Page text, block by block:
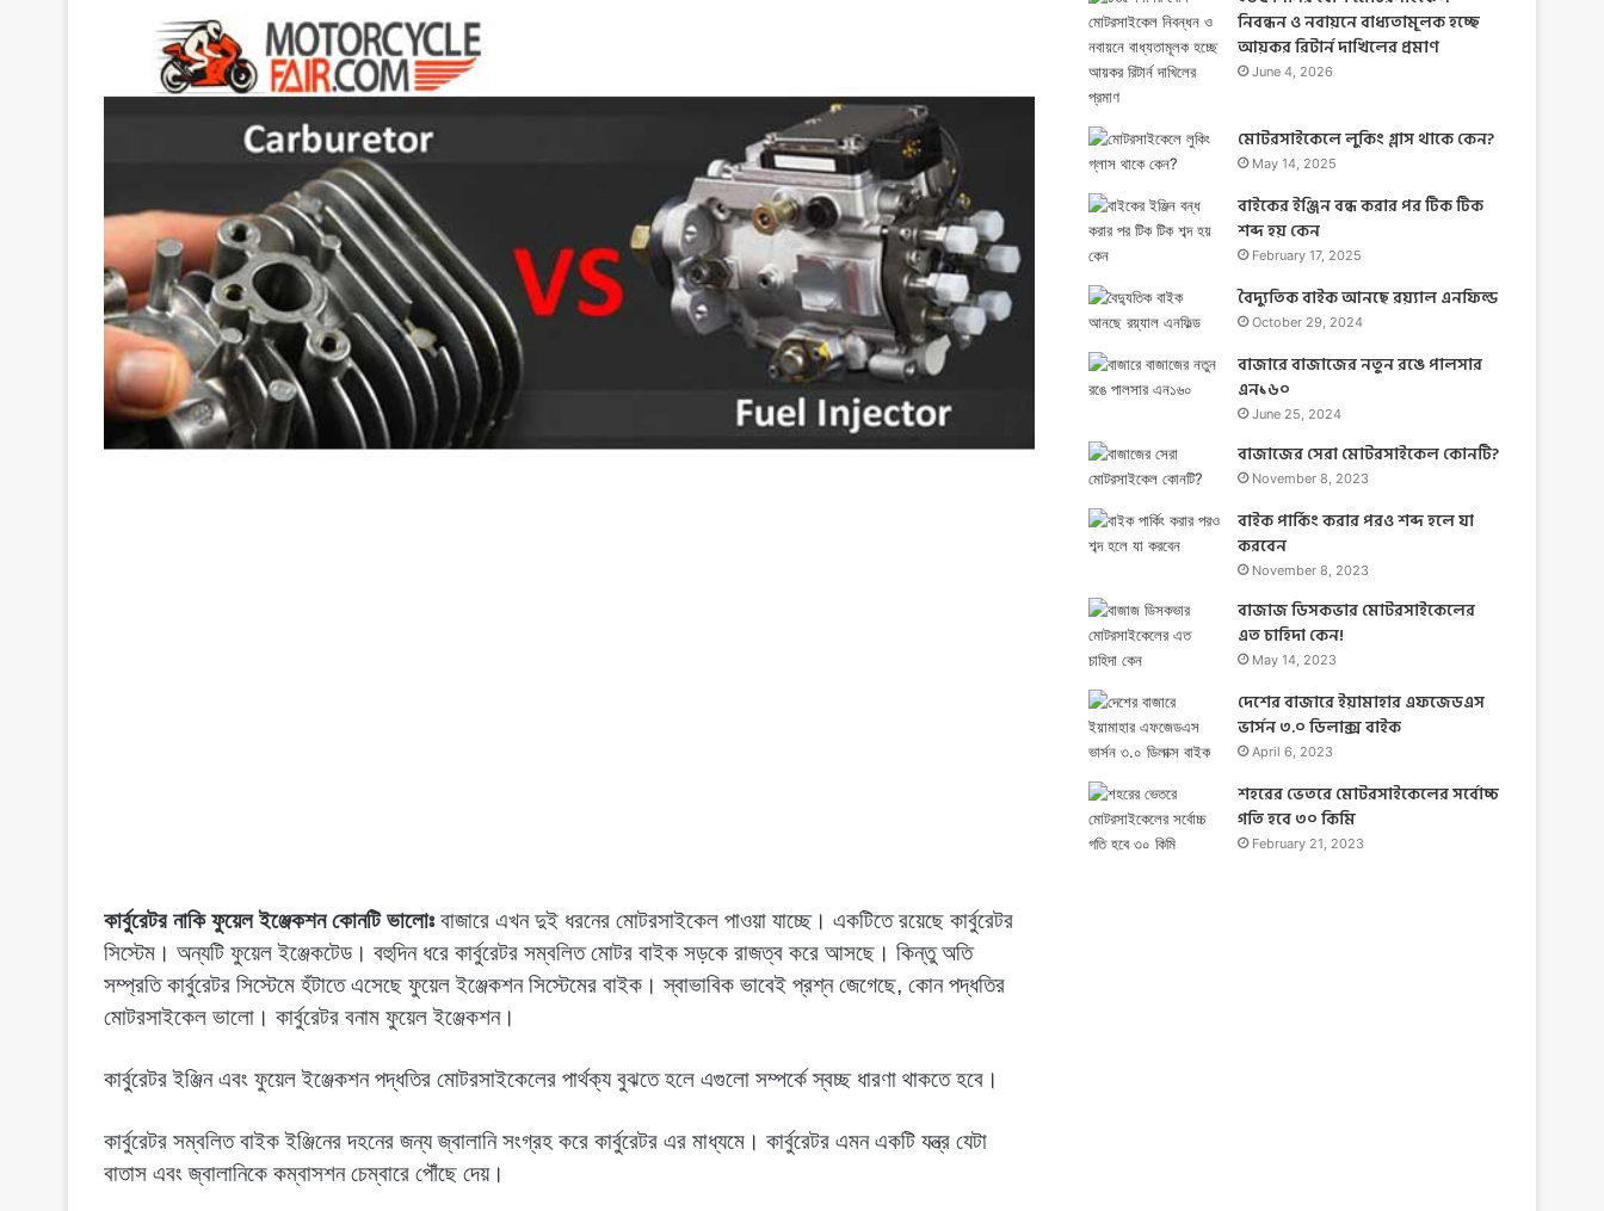
কার্বুরেটর নাকি ফুয়েল ইঞ্জেকশন কোনটি ভালোঃ বাজারে এখন দুই ধরনের মোটরসাইকেল পাওয়া যাচ্ছে। একটিতে রয়েছে কার্বুরেটর
সিস্টেম। অন্যটি ফুয়েল ইঞ্জেকটেড। বহুদিন ধরে কার্বুরেটর সম্বলিত মোটর বাইক সড়কে রাজত্ব করে আসছে। কিন্তু অতি
সম্প্রতি কার্বুরেটর সিস্টেমে হঁটাতে এসেছে ফুয়েল ইঞ্জেকশন সিস্টেমের বাইক। স্বাভাবিক ভাবেই প্রশ্ন জেগেছে, কোন পদ্ধতির
মোটরসাইকেল ভালো। কার্বুরেটর বনাম ফুয়েল ইঞ্জেকশন।
কার্বু্রেটর ইঞ্জিন এবং ফুয়েল ইঞ্জেকশন পদ্ধতির মোটরসাইকেলের পার্থক্য বুঝতে হলে এগুলো সম্পর্কে স্বচ্ছ ধারণা থাকতে হবে।
কার্বুরেটর সম্বলিত বাইক ইঞ্জিনের দহনের জন্য জ্বালানি সংগ্রহ করে কার্বুরেটর এর মাধ্যমে। কার্বুরেটর এমন একটি যন্ত্র যেটা
বাতাস এবং জ্বালানিকে কম্বাসশন চেম্বারে পৌঁছে দেয়।
r
:
নিবন্ধন ও নবায়নে বাধ্যতামূলক হচ্ছে
আয়কর রিটার্ন দাখিলের প্রমাণ
June 4, 2026
মোটরসাইকেলে লুকিং গ্লাস থাকে কেন?
May 14, 2025
বাইকের ইঞ্জিন বন্ধ করার পর টিক টিক
শব্দ হয় কেন
February 17, 2025
বৈদ্যুতিক বাইক আনছে রয়্যাল এনফিল্ড
October 29, 2024
বাজারে বাজাজের নতুন রঙে পালসার
এন১৬০
June 25, 2024
বাজাজের সেরা মোটরসাইকেল কোনটি?
November 8, 2023
বাইক পার্কিং করার পরও শব্দ হলে যা
করবেন
November 8, 2023
বাজাজ ডিসকভার মোটরসাইকেলের
এত চাহিদা কেন!
May 14, 2023
দেশের বাজারে ইয়ামাহার এফজেডএস
ভার্সন ৩.০ ডিলাক্স বাইক
April 6, 2023
শহরের ভেতরে মোটরসাইকেলের সর্বোচ্চ
গতি হবে ৩০ কিমি
February 21, 2023